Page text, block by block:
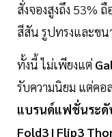
สั่งจองสูงถึง 53%
สีสัน รูปทรงและขน
ทั้งนี้ ไม่เพียงแต่
รับความนิยม แต่คอ
แบรนด์แฟชั่นระดั
Fold3 | Flip3